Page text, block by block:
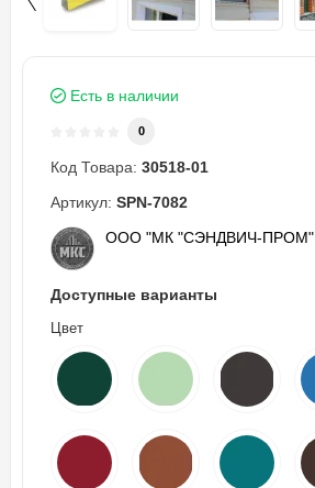
Есть в наличии
0
Код Товара: 30518-01
Артикул: SPN-7082
ООО "МК "СЭНДВИЧ-ПРОМ"
Доступные варианты
Цвет